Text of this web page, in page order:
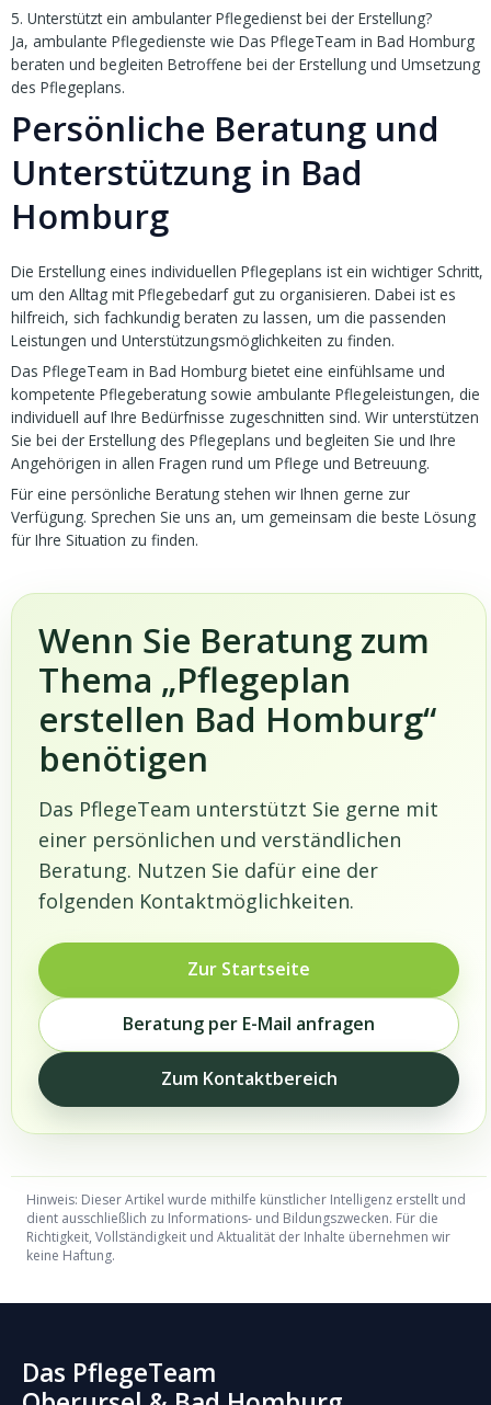
5. Unterstützt ein ambulanter Pflegedienst bei der Erstellung?
Ja, ambulante Pflegedienste wie Das PflegeTeam in Bad Homburg
beraten und begleiten Betroffene bei der Erstellung und Umsetzung
des Pflegeplans.
Persönliche Beratung und
Unterstützung in Bad
Homburg
Die Erstellung eines individuellen Pflegeplans ist ein wichtiger Schritt,
um den Alltag mit Pflegebedarf gut zu organisieren. Dabei ist es
hilfreich, sich fachkundig beraten zu lassen, um die passenden
Leistungen und Unterstützungsmöglichkeiten zu finden.
Das PflegeTeam in Bad Homburg bietet eine einfühlsame und
kompetente Pflegeberatung sowie ambulante Pflegeleistungen, die
individuell auf Ihre Bedürfnisse zugeschnitten sind. Wir unterstützen
Sie bei der Erstellung des Pflegeplans und begleiten Sie und Ihre
Angehörigen in allen Fragen rund um Pflege und Betreuung.
Für eine persönliche Beratung stehen wir Ihnen gerne zur
Verfügung. Sprechen Sie uns an, um gemeinsam die beste Lösung
für Ihre Situation zu finden.
Wenn Sie Beratung zum
Thema „Pflegeplan
erstellen Bad Homburg“
benötigen
Das PflegeTeam unterstützt Sie gerne mit
einer persönlichen und verständlichen
Beratung. Nutzen Sie dafür eine der
folgenden Kontaktmöglichkeiten.
Zur Startseite
Beratung per E-Mail anfragen
Zum Kontaktbereich
Hinweis: Dieser Artikel wurde mithilfe künstlicher Intelligenz erstellt und
dient ausschließlich zu Informations- und Bildungszwecken. Für die
Richtigkeit, Vollständigkeit und Aktualität der Inhalte übernehmen wir
keine Haftung.
Das PflegeTeam